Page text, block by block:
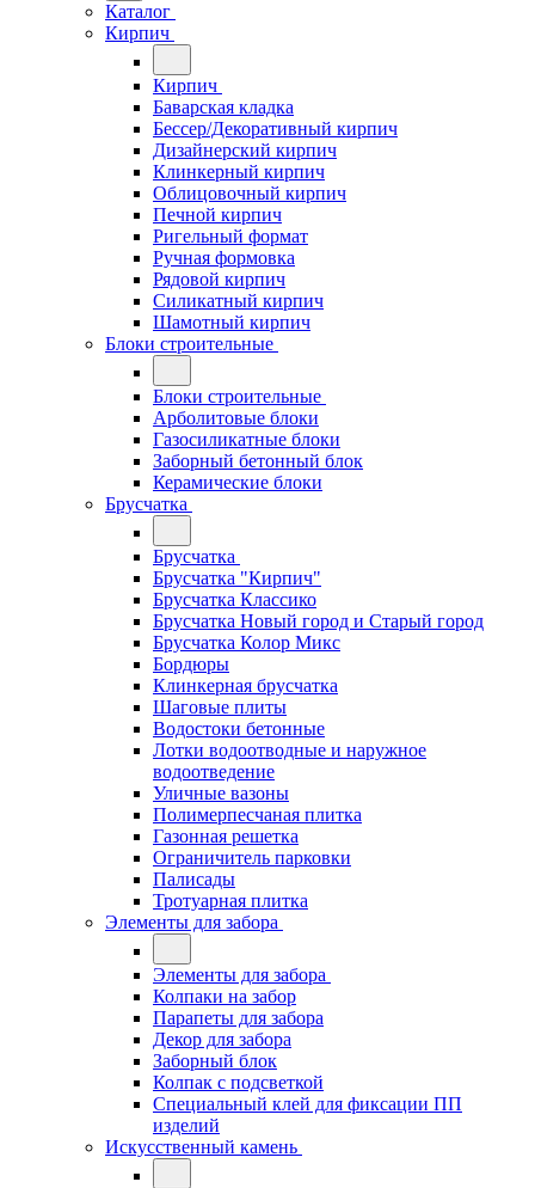
Каталог
Кирпич
Кирпич
Баварская кладка
Бессер/Декоративный кирпич
Дизайнерский кирпич
Клинкерный кирпич
Облицовочный кирпич
Печной кирпич
Ригельный формат
Ручная формовка
Рядовой кирпич
Силикатный кирпич
Шамотный кирпич
Блоки строительные
Блоки строительные
Арболитовые блоки
Газосиликатные блоки
Заборный бетонный блок
Керамические блоки
Брусчатка
Брусчатка
Брусчатка "Кирпич"
Брусчатка Классико
Брусчатка Новый город и Старый город
Брусчатка Колор Микс
Бордюры
Клинкерная брусчатка
Шаговые плиты
Водостоки бетонные
Лотки водоотводные и наружное
водоотведение
Уличные вазоны
Полимерпесчаная плитка
Газонная решетка
Ограничитель парковки
Палисады
Тротуарная плитка
Элементы для забора
Элементы для забора
Колпаки на забор
Парапеты для забора
Декор для забора
Заборный блок
Колпак с подсветкой
Специальный клей для фиксации ПП
изделий
Искусственный камень